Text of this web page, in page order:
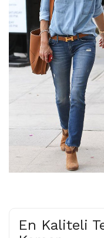
En Kaliteli